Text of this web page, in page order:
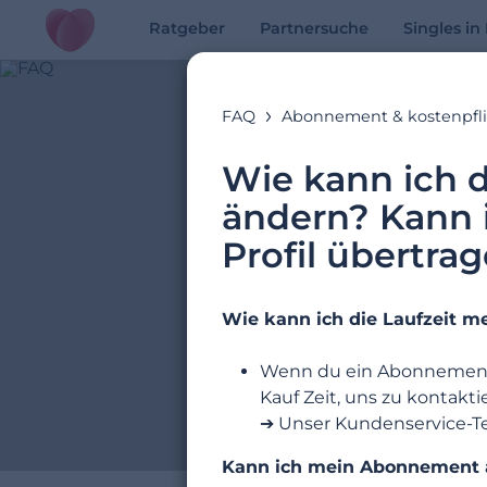
Ratgeber Partnersuche Singles in
FAQ Abonnement &
Wie kann ich
ändern?
Profil
Wie kann ich die Laufzeit
Wenn du ein
Kauf Zeit, uns zu
➔ Unser Kundenservice-
Kann ich mein